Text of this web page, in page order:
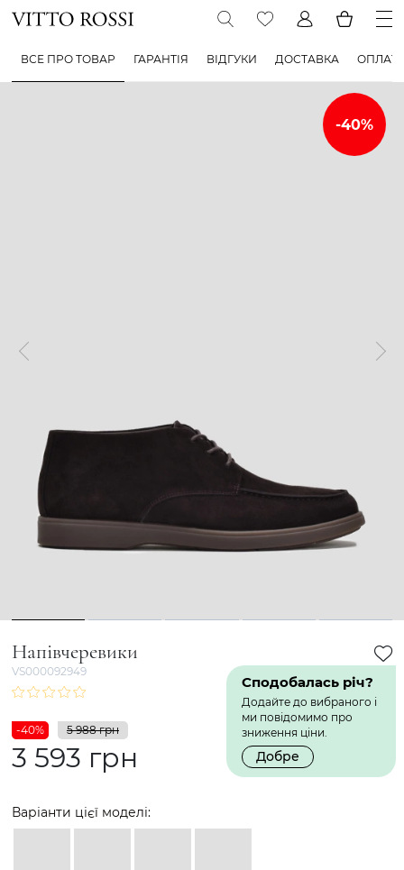
ВСЕ ПРО ТОВАР ГАРАНТІЯ ВІДГУКИ ДОСТАВКА
1 2 3 4 5
Напівчеревики
VS000092949
Сподобалась річ?
Додайте до вибраного і
ми повідомимо про
зниження ціни.
Добре
-40% 5 988 грн
3 593 грн
Варіанти цієї моделі: